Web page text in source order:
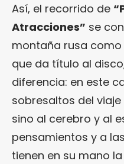
Así, el recorrido de
Atracciones” se
montaña rusa
que da título al
diferencia: en este
sobresaltos del
sino al cerebro y al
pensamientos y a
tienen en su mano